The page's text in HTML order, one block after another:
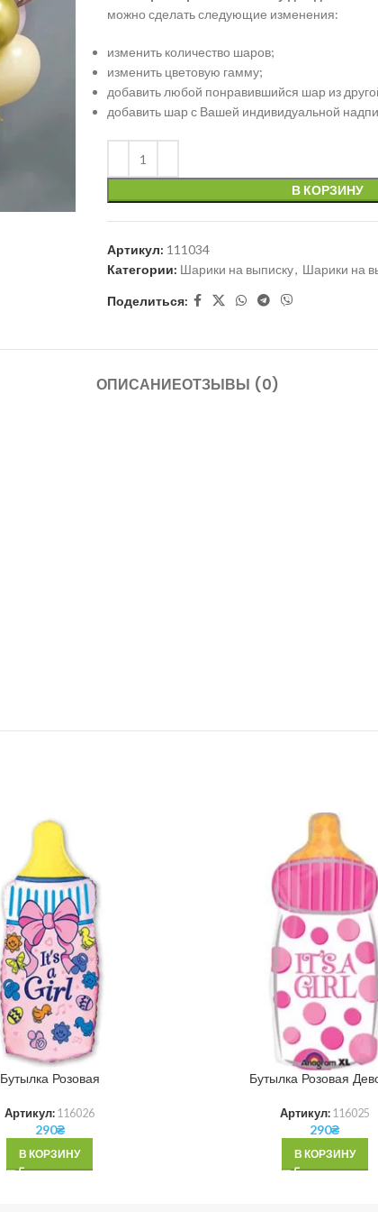
можно сделать следующие изменения:
изменить количество шаров;
изменить цветовую гамму;
добавить любой понравившийся шар из
добавить шар с Вашей индивидуальной
В КОРЗИНУ
Артикул: 111034
Категории: Шарики на выписку, Шарики на
Поделиться:
ОПИСАНИЕОТЗЫВЫ (0)
Бутылка Розовая
Артикул: 116026
290₴
В КОРЗИНУ
Бутылка Розовая
Артикул: 116025
290₴
В КОРЗИНУ